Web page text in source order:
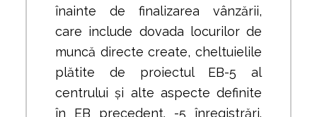
înainte de finalizarea vânzării,
care include dovada locurilor de
muncă directe create, cheltuielile
plătite de proiectul EB-5 al
centrului și alte aspecte definite
în EB precedent. -5 înregistrări.